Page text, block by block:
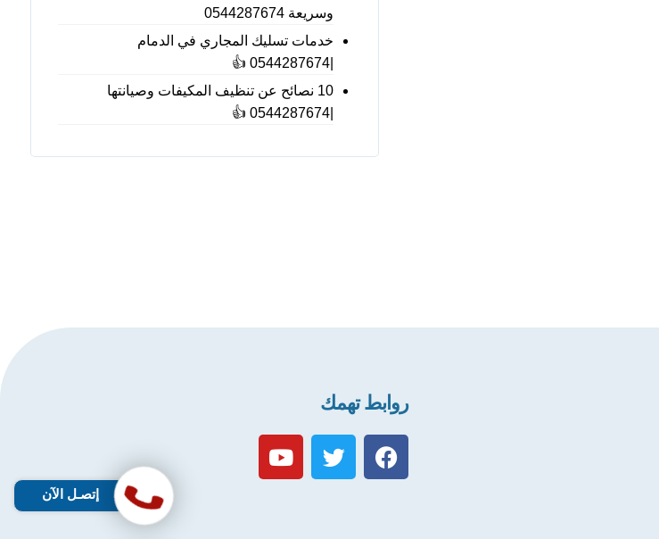
وسريعة 0544287674
خدمات تسليك المجاري في الدمام
10 نصائح عن تنظيف المكيفات وصيانتها
روابط تهمك
إتصـل الآن